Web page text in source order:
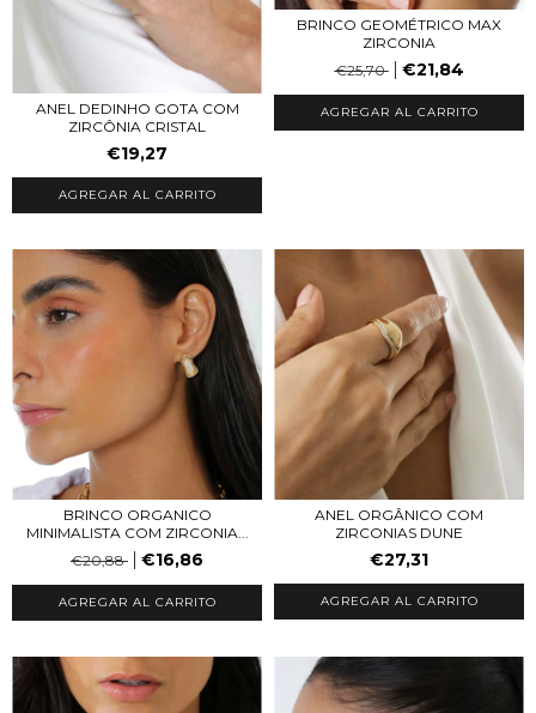
ANEL DEDINHO GOTA COM
ZIRCÔNIA CRISTAL
€19,27
AGREGAR AL CARRITO
BRINCO GEOMÉTRICO MAX
ZIRCONIA
€25,70
€21,84
AGREGAR AL CARRITO
BRINCO ORGANICO
MINIMALISTA COM ZIRCONIA...
€20,88
€16,86
AGREGAR AL CARRITO
ANEL ORGÂNICO COM
ZIRCONIAS DUNE
€27,31
AGREGAR AL CARRITO